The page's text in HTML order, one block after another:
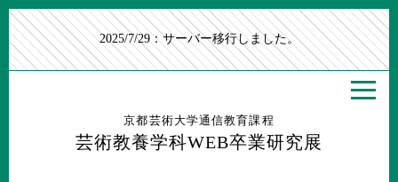
2025/7/29：サーバー移行しました。
京都芸術大学通信教育課程
芸術教養学科WEB卒業研究展